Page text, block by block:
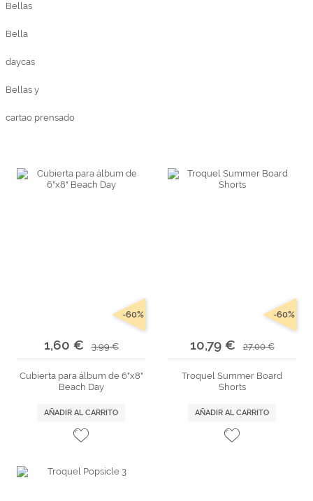
Bellas
Bella
daycas
Bellas y
cartao prensado
1,60 € 3,99 €
-60%
Cubierta para álbum de 6"x8"
Beach Day
AÑADIR AL CARRITO
10,79 € 27,00 €
-60%
Troquel Summer Board
Shorts
AÑADIR AL CARRITO